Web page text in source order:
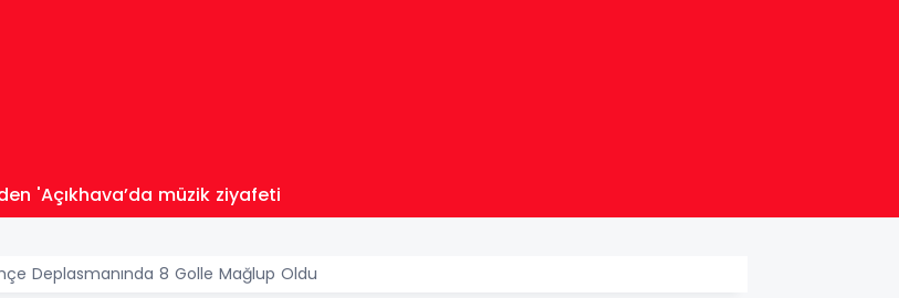
'Açıkhava’da müzik ziyafeti
Deplasmanında 8 Golle Mağlup Oldu